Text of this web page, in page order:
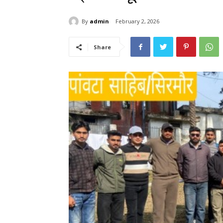
By admin February 2, 2026
Share